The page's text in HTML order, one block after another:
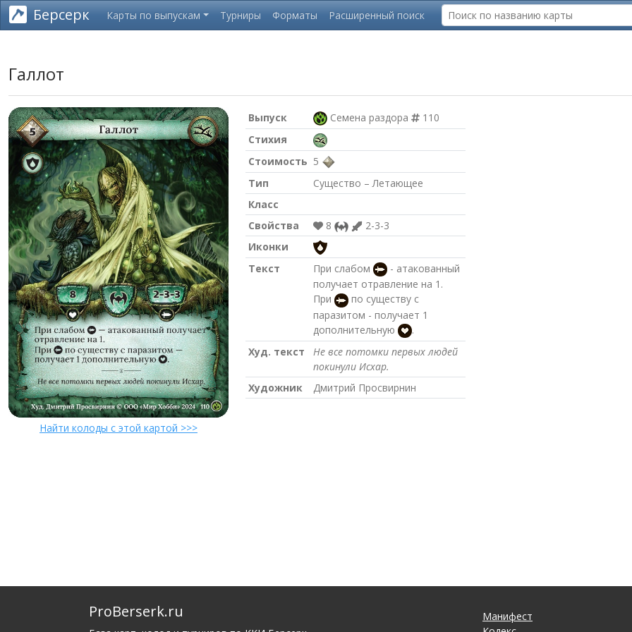
Берсерк Карты по выпускам Турниры Форматы Расширенный поиск
Галлот
Найти колоды с этой картой >>>
Выпуск Семена раздора
110
Стихия
Стоимость 5
Тип
Существо – Летающее
Класс
Свойства
8
2-3-3
Иконки
Текст
При слабом
- атакованный
получает отравление на 1.
При
по существу с
паразитом - получает 1
дополнительную
.
Худ. текст
Не все потомки первых людей
покинули Исхар.
Художник
Дмитрий Просвирнин
ProBerserk.ru
Манифест